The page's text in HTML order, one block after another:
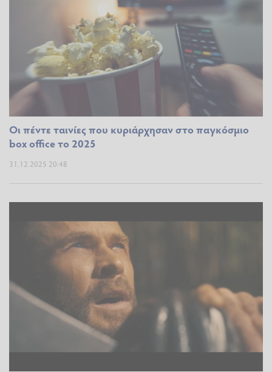
Οι πέντε ταινίες που κυριάρχησαν στο παγκόσμιο
box office το 2025
31.12.2025 20:48